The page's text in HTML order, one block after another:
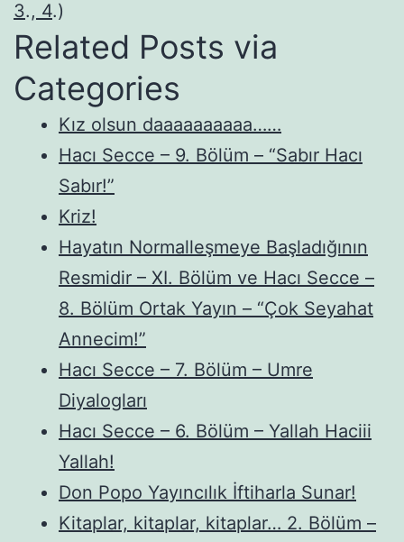
3., 4.)
Related Posts via
Categories
Kız olsun daaaaaaaaaa……
Hacı Secce – 9. Bölüm – “Sabır Hacı
Sabır!”
Kriz!
Hayatın Normalleşmeye Başladığının
Resmidir – XI. Bölüm ve Hacı Secce –
8. Bölüm Ortak Yayın – “Çok Seyahat
Annecim!”
Hacı Secce – 7. Bölüm – Umre
Diyalogları
Hacı Secce – 6. Bölüm – Yallah Haciii
Yallah!
Don Popo Yayıncılık İftiharla Sunar!
Kitaplar, kitaplar, kitaplar… 2. Bölüm –